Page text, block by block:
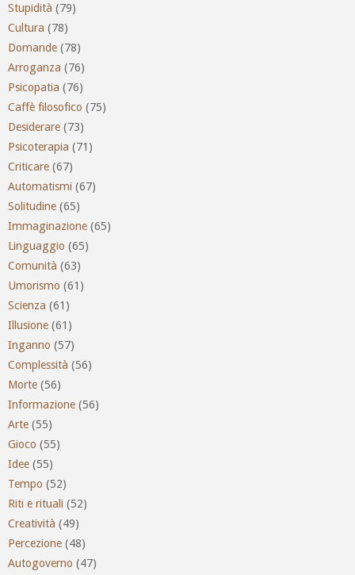
Stupidità (79)
Cultura (78)
Domande (78)
Arroganza (76)
Psicopatia (76)
Caffè filosofico (75)
Desiderare (73)
Psicoterapia (71)
Criticare (67)
Automatismi (67)
Solitudine (65)
Immaginazione (65)
Linguaggio (65)
Comunità (63)
Umorismo (61)
Scienza (61)
Illusione (61)
Inganno (57)
Complessità (56)
Morte (56)
Informazione (56)
Arte (55)
Gioco (55)
Idee (55)
Tempo (52)
Riti e rituali (52)
Creatività (49)
Percezione (48)
Autogoverno (47)